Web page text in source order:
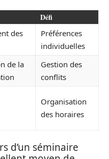
Défi
des
Préférences
individuelles
de la
Gestion des
conflits
Organisation
des horaires
d’un séminaire